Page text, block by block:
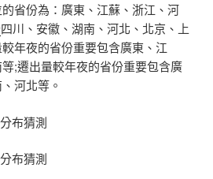
省份為：廣東、江蘇、浙江、河
四川、安徽、湖南、河北、北京、上
年夜的省份重要包含廣東、江
;遷出量較年夜的省份重要包含廣
河北等。
布猜測
布猜測